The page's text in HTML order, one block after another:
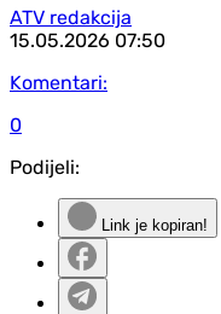
ATV redakcija
15.05.2026 07:50
Komentari:
0
Podijeli:
Link je kopiran!